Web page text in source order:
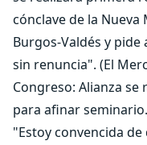
cónclave de la Nueva
Burgos-Valdés y
sin renuncia". (El
Congreso: Alianza
para afinar
"Estoy convencida